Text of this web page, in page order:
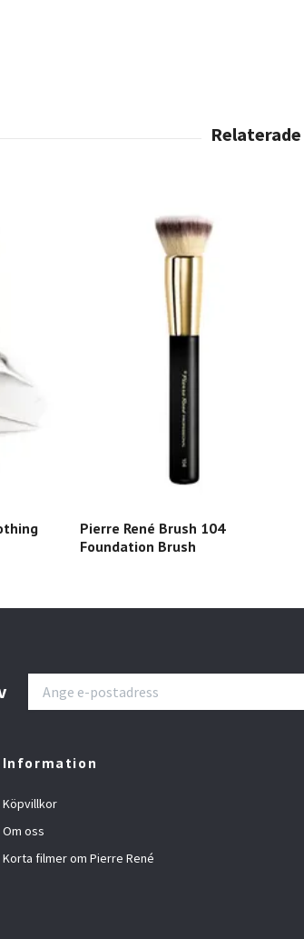
Pierre René Brush 104
Foundation Brush
Information
Köpvillkor
Om oss
Korta filmer om Pierre René